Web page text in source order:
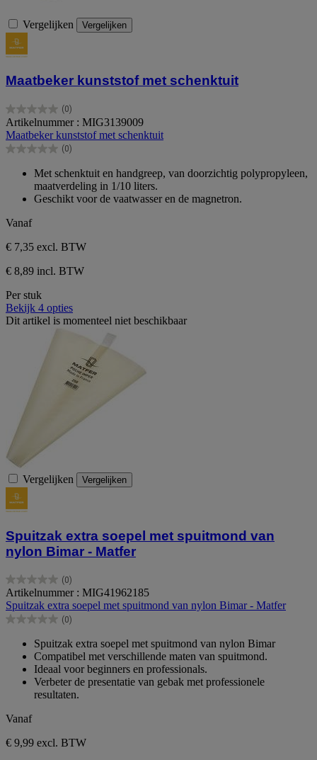
Vergelijken Vergelijken
Maatbeker kunststof met schenktuit
(0)
0.0
van
de
5
Artikelnummer : MIG3139009
Maatbeker kunststof met schenktuit
(0)
0.0
sterren.
Met schenktuit en handgreep, van doorzichtig polypropyleen,
maatverdeling in 1/10 liters.
Geschikt voor de vaatwasser en de magnetron.
Vanaf
€ 7,35 excl. BTW
€ 8,89 incl. BTW
Per stuk
Bekijk 4 opties
Dit artikel is momenteel niet beschikbaar
Vergelijken Vergelijken
Spuitzak extra soepel met spuitmond van
nylon Bimar - Matfer
(0)
0.0
van
de
5
Artikelnummer : MIG41962185
Spuitzak extra soepel met spuitmond van nylon Bimar - Matfer
(0)
0.0
sterren.
Spuitzak extra soepel met spuitmond van nylon Bimar
Compatibel met verschillende maten van spuitmond.
Ideaal voor beginners en professionals.
Verbeter de presentatie van gebak met professionele
resultaten.
Vanaf
€ 9,99 excl. BTW